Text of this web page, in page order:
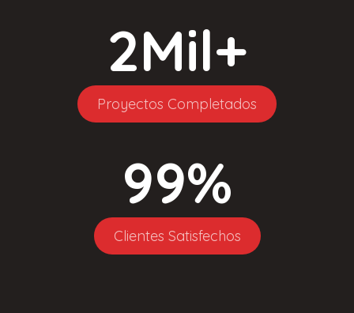
2Mil+
Proyectos Completados
99%
Clientes Satisfechos